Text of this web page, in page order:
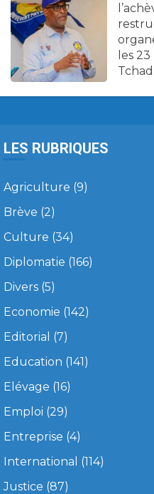
les
Tchad.
LES RUBRIQUES
Agriculture (9)
Brève (2)
Culture (34)
Diplomatie (166)
Divers(5)
Economie (142)
Editorial (7)
Education (141)
Elévage (16)
Emploi (29)
Entreprise (4)
International (114)
Justice (87)